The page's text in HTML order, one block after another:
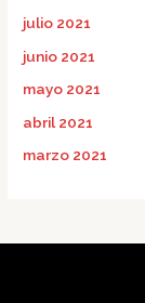
julio 2021
junio 2021
mayo 2021
abril 2021
marzo 2021